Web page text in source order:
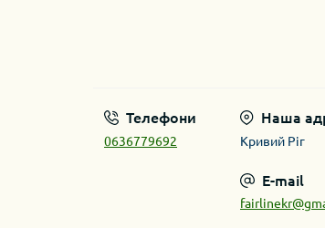
Телефони
0636779692
Наша
Кривий Ріг
E-mail